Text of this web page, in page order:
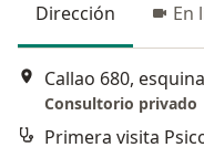
Dirección En
Consultorio privado
Primera visita